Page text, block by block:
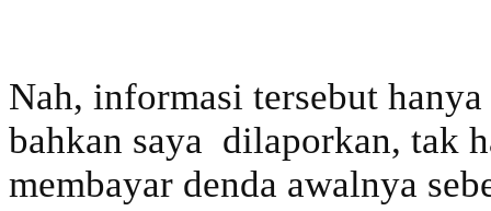
Nah, informasi tersebut
bahkan saya dilaporkan, tak
membayar denda awalnya